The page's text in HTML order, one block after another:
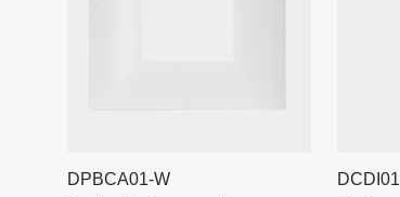
DPBCA01-W DCDI01